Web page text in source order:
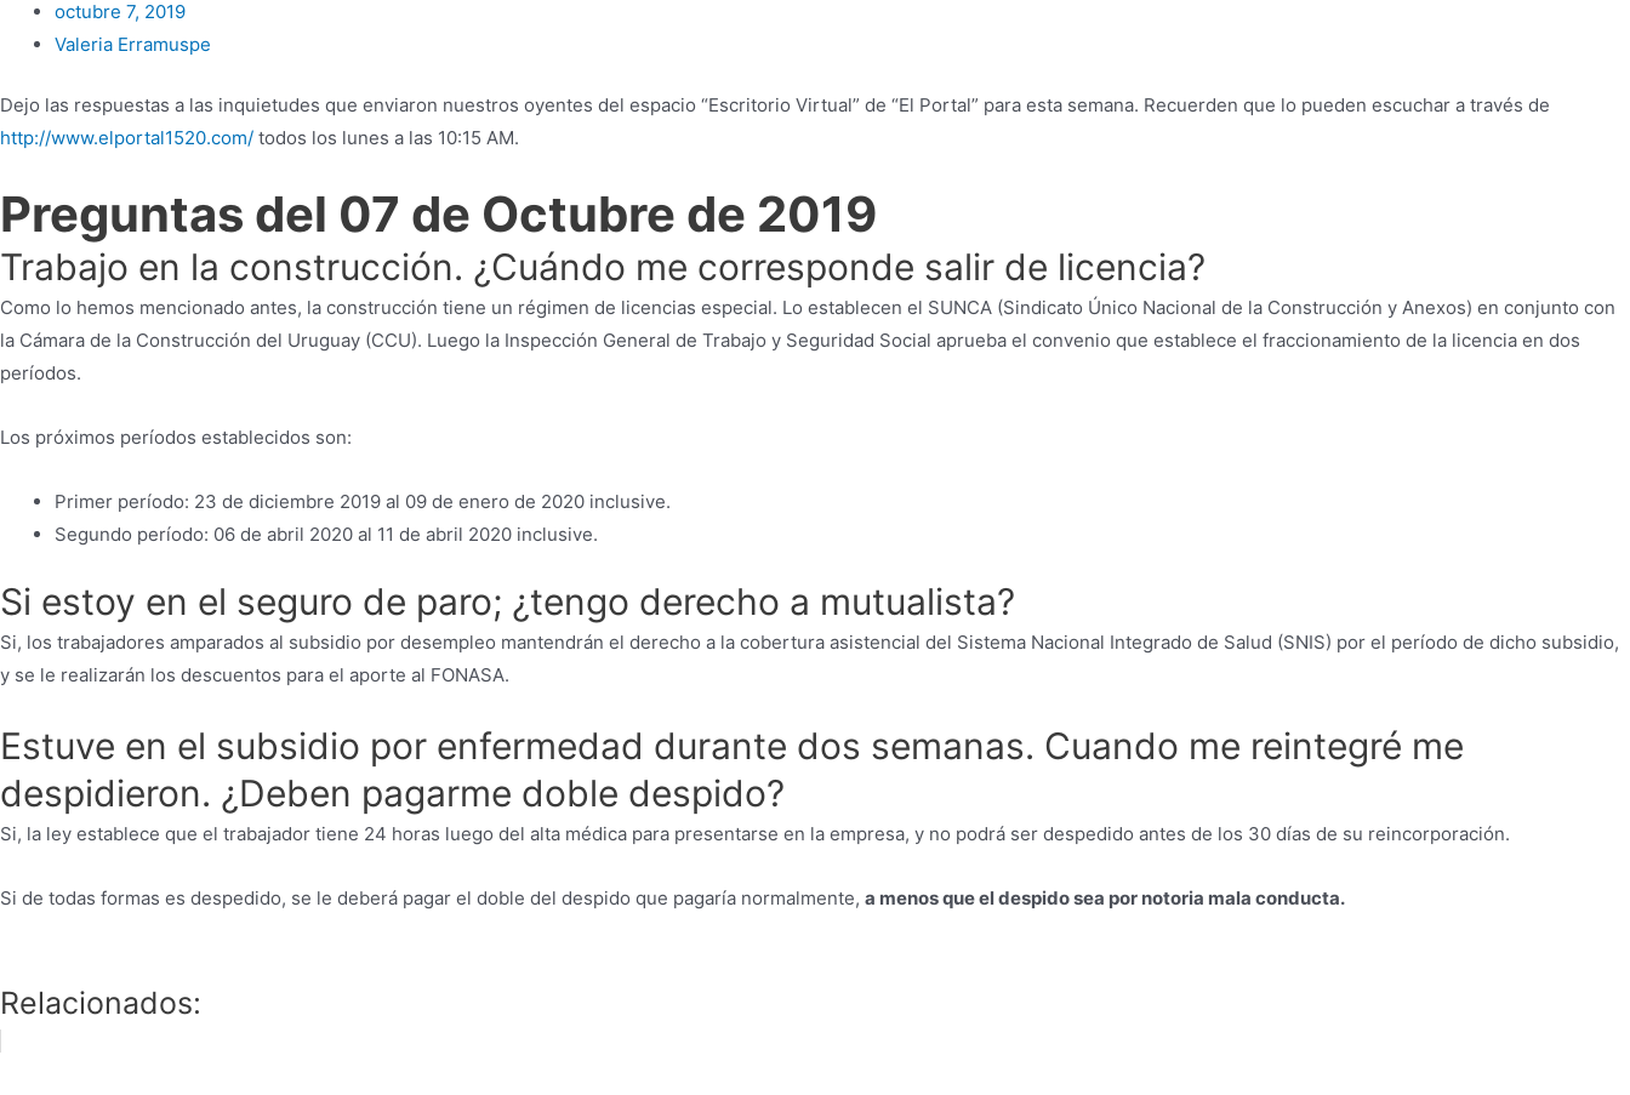
octubre 7, 2019
Valeria Erramuspe
Dejo las respuestas a las inquietudes que enviaron nuestros oyentes del espacio “Escritorio Virtual” de “El Portal” para esta semana. Recuerden que lo pueden escuchar a través de
http://www.elportal1520.com/ todos los lunes a las 10:15 AM.
Preguntas del 07 de Octubre de 2019
Trabajo en la construcción. ¿Cuándo me corresponde salir de licencia?
Como lo hemos mencionado antes, la construcción tiene un régimen de licencias especial. Lo establecen el SUNCA (Sindicato Único Nacional de la Construcción y Anexos) en conjunto con
la Cámara de la Construcción del Uruguay (CCU). Luego la Inspección General de Trabajo y Seguridad Social aprueba el convenio que establece el fraccionamiento de la licencia en dos
períodos.
Los próximos períodos establecidos son:
Primer período: 23 de diciembre 2019 al 09 de enero de 2020 inclusive.
Segundo período: 06 de abril 2020 al 11 de abril 2020 inclusive.
Si estoy en el seguro de paro; ¿tengo derecho a mutualista?
Si, los trabajadores amparados al subsidio por desempleo mantendrán el derecho a la cobertura asistencial del Sistema Nacional Integrado de Salud (SNIS) por el período de dicho subsidio,
y se le realizarán los descuentos para el aporte al FONASA.
Estuve en el subsidio por enfermedad durante dos semanas. Cuando me reintegré me
despidieron. ¿Deben pagarme doble despido?
Si, la ley establece que el trabajador tiene 24 horas luego del alta médica para presentarse en la empresa, y no podrá ser despedido antes de los 30 días de su reincorporación.
Si de todas formas es despedido, se le deberá pagar el doble del despido que pagaría normalmente, a menos que el despido sea por notoria mala conducta.
Relacionados: